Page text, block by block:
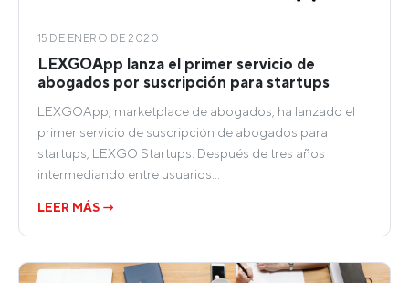
15 DE ENERO DE 2020
LEXGOApp lanza el primer servicio de
abogados por suscripción para startups
LEXGOApp, marketplace de abogados, ha lanzado el
primer servicio de suscripción de abogados para
startups, LEXGO Startups. Después de tres años
intermediando entre usuarios…
LEER MÁS →